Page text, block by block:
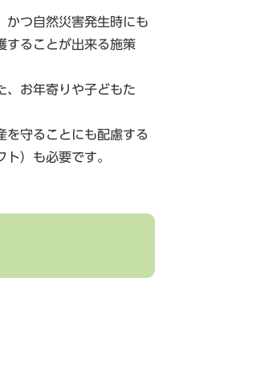
かつ自然災害発生時にも
することが出来る施策
、お年寄りや子どもた
を守ることにも配慮する
）も必要です。